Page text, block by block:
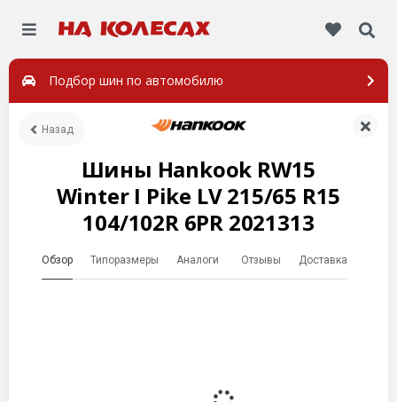
Подбор шин по автомобилю
Назад
Шины Hankook RW15
Winter I Pike LV 215/65 R15
104/102R 6PR 2021313
Обзор Типоразмеры Аналоги Отзывы Доставка